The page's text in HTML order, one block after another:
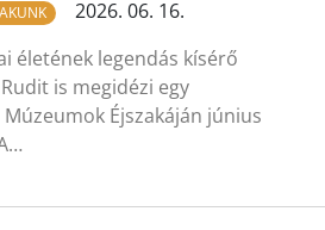
2026. 06. 16.
életének legendás kísérő
is megidézi egy
Éjszakáján június